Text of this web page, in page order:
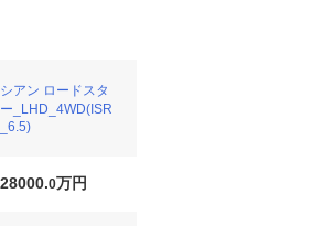
シアン ロードスタ
ー_LHD_4WD(ISR
_6.5)
28000.0万円